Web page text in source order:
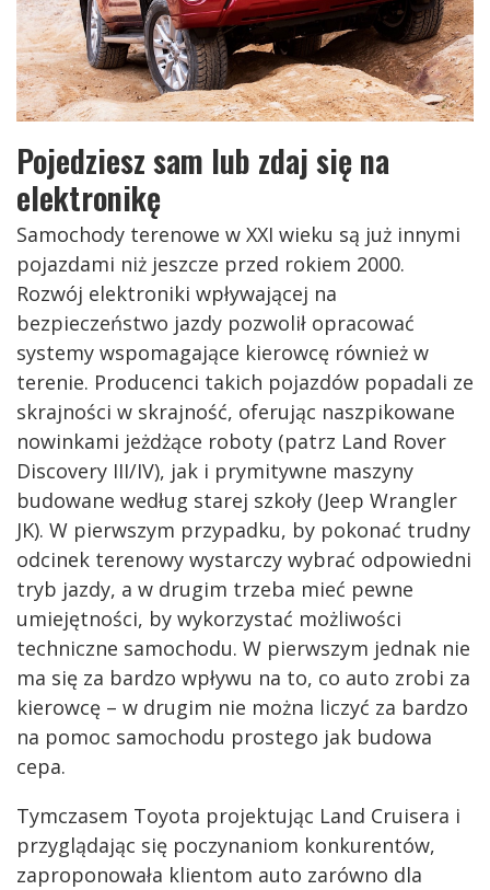
Pojedziesz sam lub zdaj się na
elektronikę
Samochody terenowe w XXI wieku są już innymi
pojazdami niż jeszcze przed rokiem 2000.
Rozwój elektroniki wpływającej na
bezpieczeństwo jazdy pozwolił opracować
systemy wspomagające kierowcę również w
terenie. Producenci takich pojazdów popadali ze
skrajności w skrajność, oferując naszpikowane
nowinkami jeżdżące roboty (patrz Land Rover
Discovery III/IV), jak i prymitywne maszyny
budowane według starej szkoły (Jeep Wrangler
JK). W pierwszym przypadku, by pokonać trudny
odcinek terenowy wystarczy wybrać odpowiedni
tryb jazdy, a w drugim trzeba mieć pewne
umiejętności, by wykorzystać możliwości
techniczne samochodu. W pierwszym jednak nie
ma się za bardzo wpływu na to, co auto zrobi za
kierowcę – w drugim nie można liczyć za bardzo
na pomoc samochodu prostego jak budowa
cepa.
Tymczasem Toyota projektując Land Cruisera i
przyglądając się poczynaniom konkurentów,
zaproponowała klientom auto zarówno dla